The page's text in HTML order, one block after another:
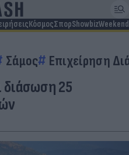
ΚόσμοςΣπορShowbizWeekend
Σάμος Επιχείρηση
διάσωση 25